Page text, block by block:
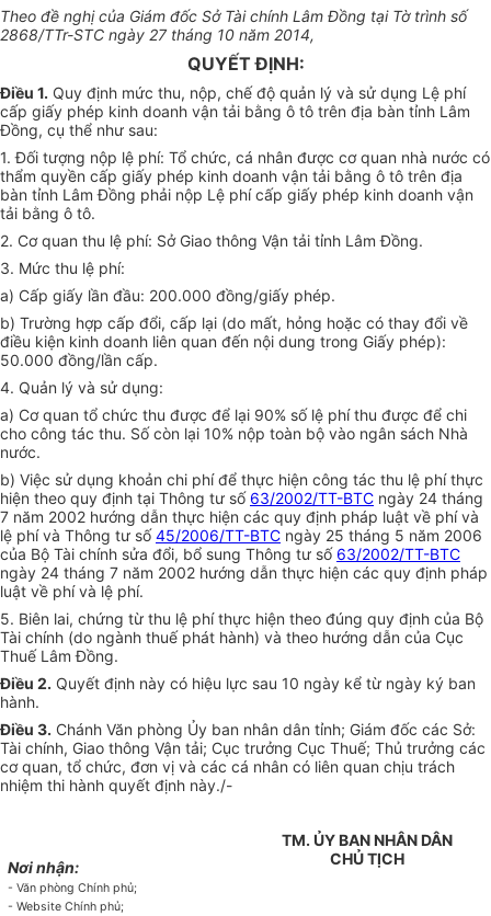
Theo đề nghị của Giám đốc Sở Tài chính Lâm Đồng tại Tờ trình số
2868/TTr-STC ngày 27 tháng 10 năm 2014,
QUYẾT ĐỊNH:
Điều 1. Quy định mức thu, nộp, chế độ quản lý và sử dụng Lệ phí
cấp giấy phép kinh doanh vận tải bằng ô tô trên địa bàn tỉnh Lâm
Đồng, cụ thể như sau:
1. Đối tượng nộp lệ phí: Tổ chức, cá nhân được cơ quan nhà nước có
thẩm quyền cấp giấy phép kinh doanh vận tải bằng ô tô trên địa
bàn tỉnh Lâm Đồng phải nộp Lệ phí cấp giấy phép kinh doanh vận
tải bằng ô tô.
2. Cơ quan thu lệ phí: Sở Giao thông Vận tải tỉnh Lâm Đồng.
3. Mức thu lệ phí:
a) Cấp giấy lần đầu: 200.000 đồng/giấy phép.
b) Trường hợp cấp đổi, cấp lại (do mất, hỏng hoặc có thay đổi về
điều kiện kinh doanh liên quan đến nội dung trong Giấy phép):
50.000 đồng/lần cấp.
4. Quản lý và sử dụng:
a) Cơ quan tổ chức thu được để lại 90% số lệ phí thu được để chi
cho công tác thu. Số còn lại 10% nộp toàn bộ vào ngân sách Nhà
nước.
b) Việc sử dụng khoản chi phí để thực hiện công tác thu lệ phí thực
hiện theo quy định tại Thông tư số 63/2002/TT-BTC ngày 24 tháng
7 năm 2002 hướng dẫn thực hiện các quy định pháp luật về phí và
lệ phí và Thông tư số45/2006/TT-BTC ngày 25 tháng 5 năm 2006
của Bộ Tài chính sửa đổi, bổ sung Thông tư số 63/2002/TT-BTC
ngày 24 tháng 7 năm 2002 hướng dẫn thực hiện các quy định pháp
luật về phí và lệ phí.
5. Biên lai, chứng từ thu lệ phí thực hiện theo đúng quy định của Bộ
Tài chính (do ngành thuế phát hành) và theo hướng dẫn của Cục
Thuế Lâm Đồng.
Điều 2. Quyết định này có hiệu lực sau 10 ngày kể từ ngày ký ban
hành.
Điều 3. Chánh Văn phòng Ủy ban nhân dân tỉnh; Giám đốc các Sở:
Tài chính, Giao thông Vận tải; Cục trưởng Cục Thuế; Thủ trưởng các
cơ quan, tổ chức, đơn vị và các cá nhân có liên quan chịu trách
nhiệm thi hành quyết định này./-
Nơi nhận:
- Văn phòng Chính phủ;
- Website Chính phủ;
TM. ỦY BAN NHÂN DÂN
CHỦ TỊCH